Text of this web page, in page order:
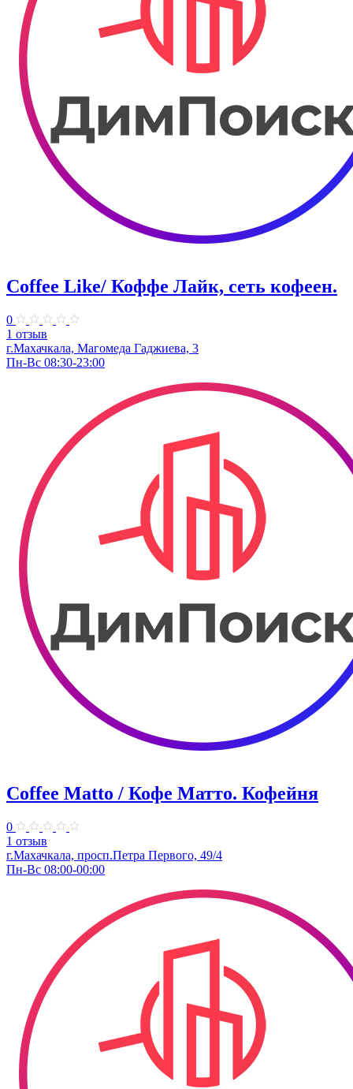
Coffee Like/ Коффе Лайк, сеть кофеен.
0
1 отзыв
г.Махачкала, Магомеда Гаджиева, 3
Пн-Вс 08:30-23:00
Coffee Matto / Кофе Матто. Кофейня
0
1 отзыв
г.Махачкала, ​просп.Петра Первого, 49/4
Пн-Вс 08:00-00:00